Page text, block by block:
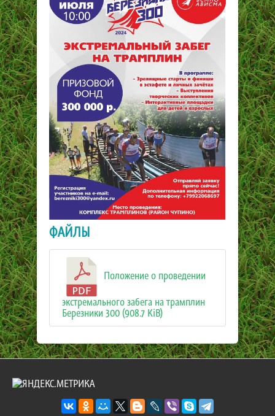
ФАЙЛЫ
Положение о проведении
экстремального забега на трамплин
Березники 300 (908.7 KiB)